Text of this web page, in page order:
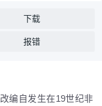
下载
报错
编自发生在19世纪非